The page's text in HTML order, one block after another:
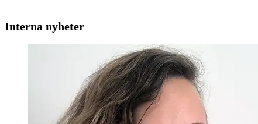
Interna nyheter